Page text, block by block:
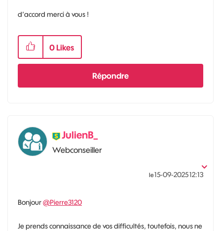
d’accord merci à vous !
0 Likes
Répondre
JulienB_
Webconseiller
le‎15-09-202512:13
Bonjour@Pierre3120
Je prends connaissance de vos difficultés, toutefois, nous ne